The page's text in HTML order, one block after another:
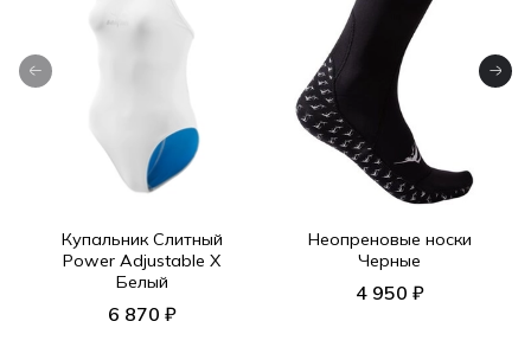
Купальник Слитный
Power Adjustable X
Белый
6 870 ₽
Неопреновые носки
Черные
4 950 ₽